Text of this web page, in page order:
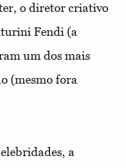
o diretor criativo
Fendi (a
um dos mais
(mesmo fora
a